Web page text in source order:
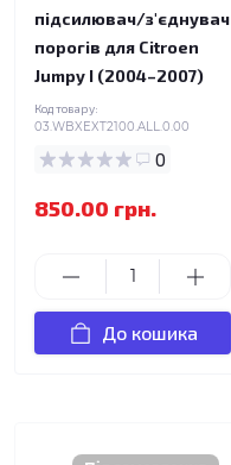
підсилювач/з'єднувач
порогів для Citroen
Jumpy I (2004–2007)
Код товару:
03.WBXEXT2100.ALL.0.00
0
850.00 грн.
До кошика